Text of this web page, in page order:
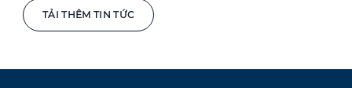
TẢI THÊM TIN TỨC